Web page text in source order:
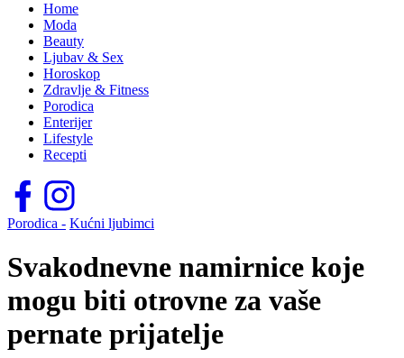
Home
Moda
Beauty
Ljubav & Sex
Horoskop
Zdravlje & Fitness
Porodica
Enterijer
Lifestyle
Recepti
Porodica - Kućni ljubimci
Svakodnevne namirnice koje
mogu biti otrovne za vaše
pernate prijatelje